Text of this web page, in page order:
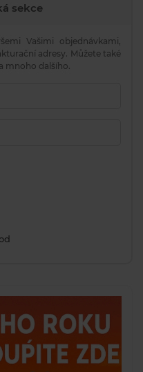
sekce
Vašimi objednávkami,
adresy. Můžete také
mnoho dalšího.